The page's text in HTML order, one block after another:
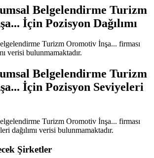
Belgelendirme Turizm
İçin Pozisyon Dağılımı
Turizm Oromotiv İnşa... firması
verisi bulunmamaktadır.
Belgelendirme Turizm
İçin Pozisyon Seviyeleri
Turizm Oromotiv İnşa... firması
dağılımı verisi bulunmamaktadır.
Şirketler